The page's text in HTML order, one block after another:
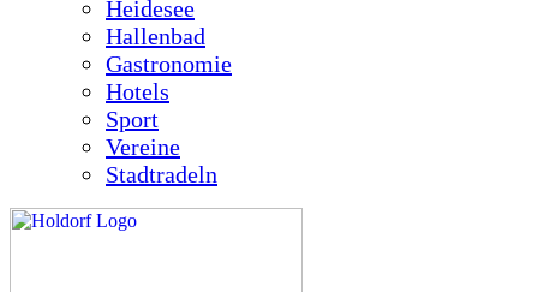
Heidesee
Hallenbad
Gastronomie
Hotels
Sport
Vereine
Stadtradeln